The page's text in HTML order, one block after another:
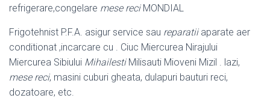
refrigerare,congelare mese reciMONDIAL
Frigotehnist P.F.A. asigur service sau reparatiiaparate aer
conditionat ,incarcare cu . Ciuc Miercurea Nirajului
Miercurea Sibiului MihailestiMilisauti Mioveni Mizil . lazi,
mese reci, masini cuburi gheata, dulapuri bauturi reci,
dozatoare, etc.